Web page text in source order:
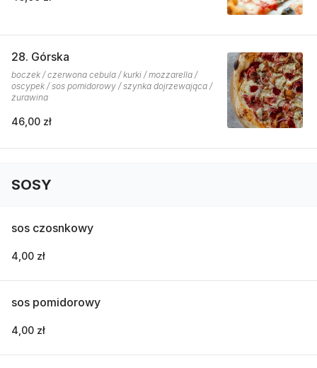
28. Górska
boczek / czerwona cebula / kurki / mozzarella /
oscypek / sos pomidorowy / szynka dojrzewająca /
żurawina
46,00 zł
SOSY
sos czosnkowy
4,00 zł
sos pomidorowy
4,00 zł